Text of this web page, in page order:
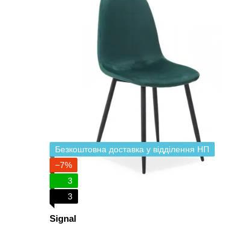
Безкоштовна доставка у відділення НП
−7%
3
3
Signal